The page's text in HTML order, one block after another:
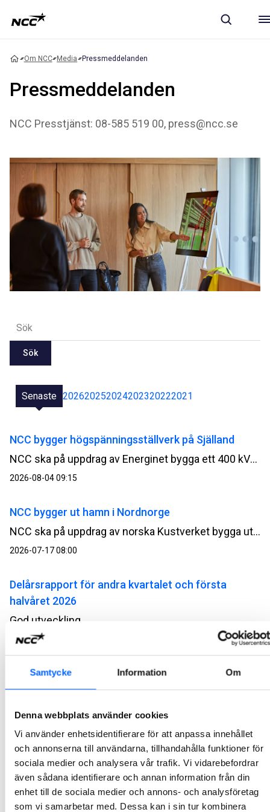
Samtycke Information Om
Denna webbplats använder cookies
Vi använder enhetsidentifierare för att anpassa innehållet
och annonserna till användarna, tillhandahålla funktioner för
sociala medier och analysera vår trafik. Vi vidarebefordrar
även sådana identifierare och annan information från din
enhet till de sociala medier och annons- och analysföretag
som vi samarbetar med. Dessa kan i sin tur kombinera
Om NCC Media Pressmeddelanden
Pressmeddelanden
NCC Presstjänst: 08-585 519 00, press@ncc.se
Sök
Senaste 202620252024202320222021
NCC bygger högspänningsställverk på Själland
NCC ska på uppdrag av Energinet bygga ett 400 kV-ställverk vid Ringsbjerg på Själland i Danmark. I uppdraget ingår även att bygga ut ställverket vid Bjäverskov. Ordervärdet uppgår till cirka 190 MSEK.
2026-08-04 09:15
NCC bygger ut hamn i Nordnorge
NCC ska på uppdrag av norska Kustverket bygga ut Kjöllefjord fiskehamn i Finnmark i Nordnorge. Ordervärdet uppgår till cirka 500 MSEK.
2026-07-17 08:00
Delårsrapport för andra kvartalet och första
halvåret 2026
God utveckling
2026-07-14 07:10
NCC bygger skola i Nesoddtangen i Norge
NCC ska på uppdrag av Nesodden kommun bygga en skola och idrottshall. Ordervärdet uppgår till cirka 340 MSEK.
2026-07-07 13:00
NCC bygger broar på Vestlandet i Norge
NCC ska på uppdrag av Vestland fylkeskommun bygga Atlöyförbindelsen i Norge. Projektet består av tre broar med tillhörande vägar som ska förbinda ön Atlöyna med fastlandet. Ordervärdet uppgår till cirka 1,4 miljarder SEK.
2026-07-07 10:00